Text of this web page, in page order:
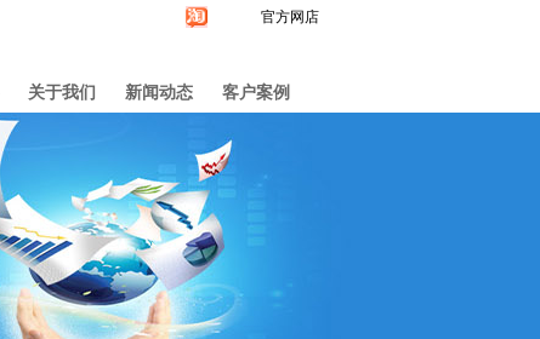
官方网店
关于我们 新闻动态 客户案例